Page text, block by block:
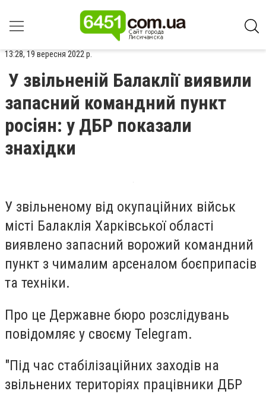
13:28, 19 вересня 2022 р.
У звільненій Балаклії виявили
запасний командний пункт
росіян: у ДБР показали
знахідки
У звільненому від окупаційних військ
місті Балаклія Харківської області
виявлено запасний ворожий командний
пункт з чималим арсеналом боєприпасів
та техніки.
Про це Державне бюро розслідувань
повідомляє у своєму Telegram.
"Під час стабілізаційних заходів на
звільнених територіях працівники ДБР